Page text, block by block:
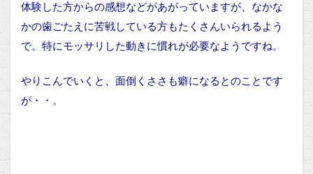
体験した方からの感想などがあがっていますが、なかな
かの歯ごたえに苦戦している方もたくさんいられるよう
で。 特にモッサリした動きに慣れが必要なようですね。
やりこんでいくと、面倒くささも癖になるとのことです
が・・。